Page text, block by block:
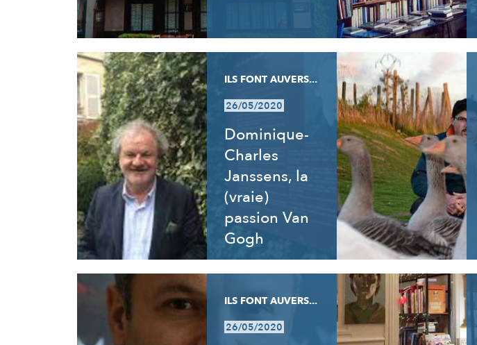
ILS FONT AUVERS...
26/05/2020
Dominique-
Charles
Janssens, la
(vraie)
passion Van
Gogh
ILS FONT AUVERS...
26/05/2020